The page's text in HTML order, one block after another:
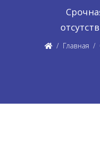
Главная